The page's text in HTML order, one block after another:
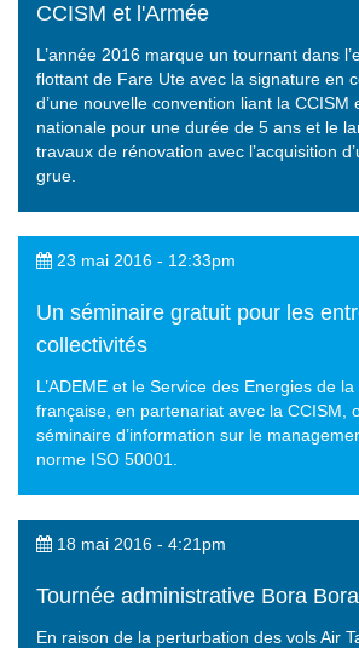
CCISM et l'Armée
L’année 2016 marque un tournant dans
flottant de Fare Ute avec la signature en
d’une nouvelle convention liant la CCISM
nationale pour une durée de 5 ans et le
travaux de rénovation avec l’acquisition
grue.
23 mai 2016 - 12:33pm
Un séminaire gratuit pour les
collectivités
L’ADEME et le Service des Energies de
française, en partenariat avec la CCISM,
séminaire d’information sur le
norme ISO 50001.
18 mai 2016 - 4:21pm
Tournée administrative Bora
En raison de la perturbation des vols Air